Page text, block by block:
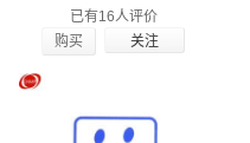
已有16人评价
购买